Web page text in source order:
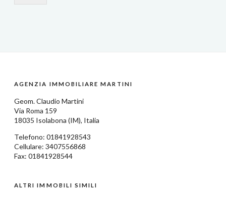
AGENZIA IMMOBILIARE MARTINI
Geom.Claudio Martini
Via Roma 159
18035 Isolabona (IM), Italia
Telefono: 01841928543
Cellulare: 3407556868
Fax: 01841928544
ALTRI IMMOBILI SIMILI